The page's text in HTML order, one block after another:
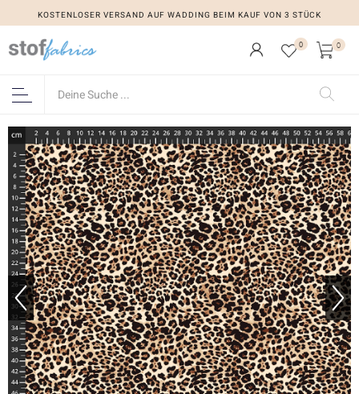
KOSTENLOSER VERSAND AUF WADDING BEIM KAUF VON 3 STÜCK
0 0